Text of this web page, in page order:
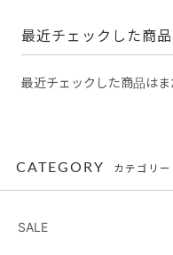
最近チェックした商品
最近チェックした商品はま
CATEGORY カテゴリー
SALE